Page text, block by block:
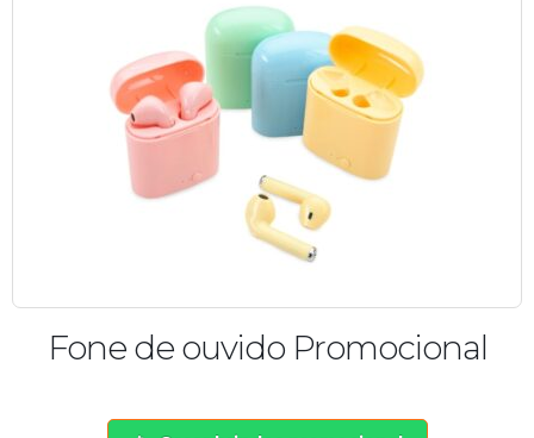
Fone de ouvido Promocional